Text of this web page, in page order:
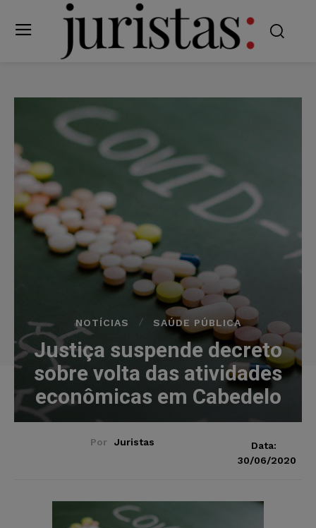
NOTÍCIAS SAÚDE PÚBLICA
Justiça suspende decreto
sobre volta das atividades
econômicas em Cabedelo
Por Juristas
Data:
30/06/2020